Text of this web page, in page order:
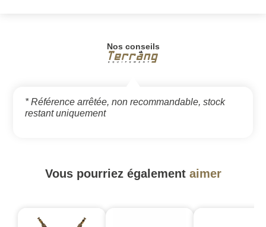
Nos conseils
* Référence arrêtée, non recommandable, stock
restant uniquement
Vous pourriez également aimer